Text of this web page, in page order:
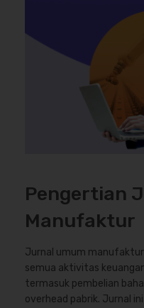
Pengertian
Manufaktur
Jurnal umum
semua aktivitas
termasuk pembelian
overhead pabrik. Jurnal